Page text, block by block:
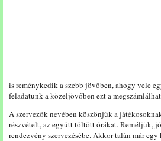
is reménykedik a szebb jövőben, ahogy vele
feladatunk a közeljövőben ezt a
A szervezők nevében köszönjük a
részvételt, az együtt töltött órákat. Reméljük,
rendezvény szervezésébe. Akkor talán már